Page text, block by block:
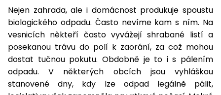
sekačky
Lištové,
bubnové
Cepové
mulčovací
Sekačky
Pily
Akumulátorové
programy
Plotostřihy
Zahradnické
hamaky
Slunečníky
Doplňky
vysavače
Úprava
vody
Testery
vody
Čistící
Závlahové
systémy
Kompostéry
Solární
lampy
Ochrana
rostlin
Tkané a
textilie
Kontejnery,
Svářečky
a
invertory
Míchadla
Ostatní
Kompresory
Zemní
vrtáky
Generátory
elektřiny
Nákladní
čtyřkolky
Buginy
Motocykly
Úprava
vody
Testery
vody
Čistící
prostředky
Chovatelské
potřeby
Kurníky
Výběhy
Péče
Dárkové
poukazy
Nejen zahrada, ale i domácnost produkuje spoustu
biologického odpadu. Často nevíme kam s ním. Na
vesnicích někteří často vyvážejí shrabané listí a
posekanou trávu do polí k zaorání, za což mohou
dostat tučnou pokutu. Obdobně je to i s pálením
odpadu. V některých obcích jsou vyhláškou
stanovené dny, kdy lze odpad legálně pálit,